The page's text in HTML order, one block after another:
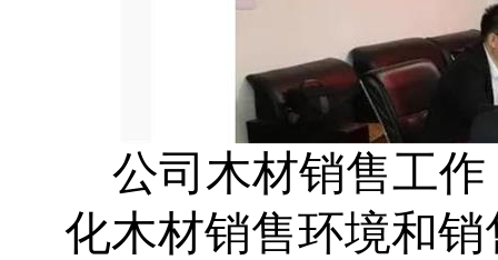
公司 木材销售工
化木材销售环境和